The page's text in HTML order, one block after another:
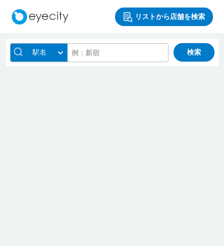
リストから店舗を検索
駅名 検索